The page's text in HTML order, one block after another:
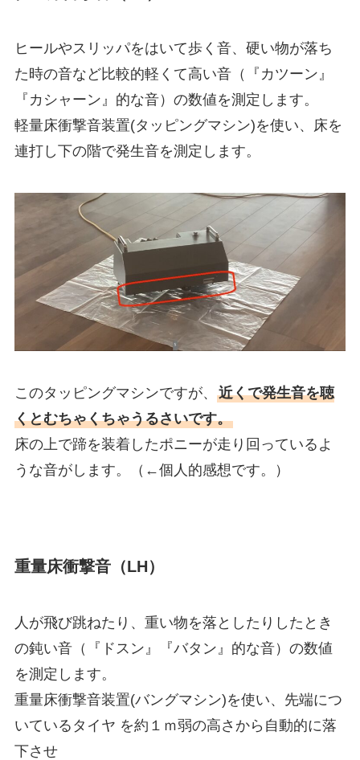
ヒールやスリッパをはいて歩く音、硬い物が落ち
た時の音など比較的軽くて高い音（『カツーン』
『カシャーン』的な音）の数値を測定します。
軽量床衝撃音装置(タッピングマシン)を使い、床を
連打し下の階で発生音を測定します。
このタッピングマシンですが、 近くで発生音を聴
くとむちゃくちゃうるさいです。
床の上で蹄を装着したポニーが走り回っているよ
うな音がします。（←個人的感想です。）
重量床衝撃音（LH）
人が飛び跳ねたり、重い物を落としたりしたとき
の鈍い音（『ドスン』『バタン』的な音）の数値
を測定します。
重量床衝撃音装置(バングマシン)を使い、先端につ
いているタイヤ を約１ｍ弱の高さから自動的に落
下させ